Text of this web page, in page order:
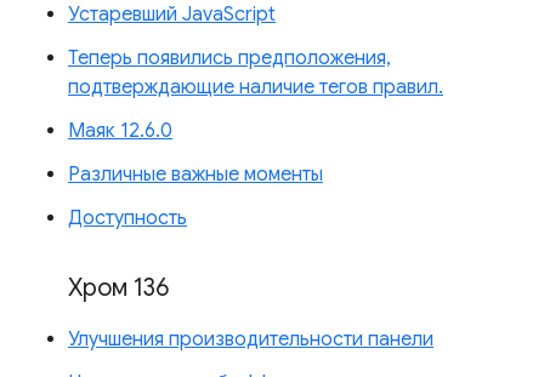
Устаревший JavaScript
Теперь появились предположения,
подтверждающие наличие тегов правил.
Маяк 12.6.0
Различные важные моменты
Доступность
Хром 136
Улучшения производительности панели